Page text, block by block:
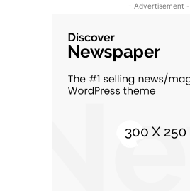
- Advertisement -